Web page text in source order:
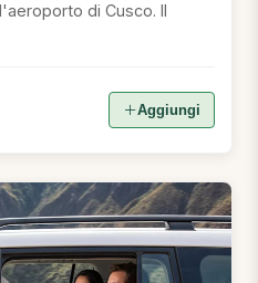
di Cusco. Il
Aggiungi